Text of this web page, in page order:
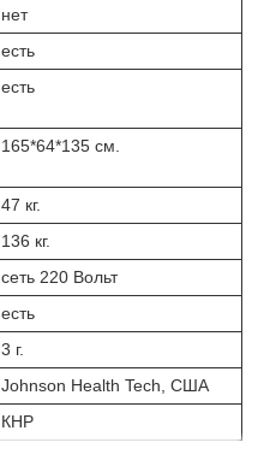
нет
есть
есть
165*64*135 см.
47 кг.
136 кг.
сеть 220 Вольт
есть
3 г.
Johnson Health Tech, США
КНР